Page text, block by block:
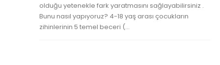
olduğu yetenekle fark yaratmasını sağlayabilirsiniz .
Bunu nasıl yapıyoruz? 4-18 yaş arası çocukların
zihinlerinin 5 temel beceri (...